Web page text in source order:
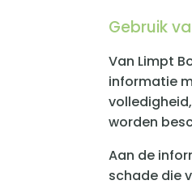
Gebruik
Van Limpt
informatie
worden
Aan de
schade die